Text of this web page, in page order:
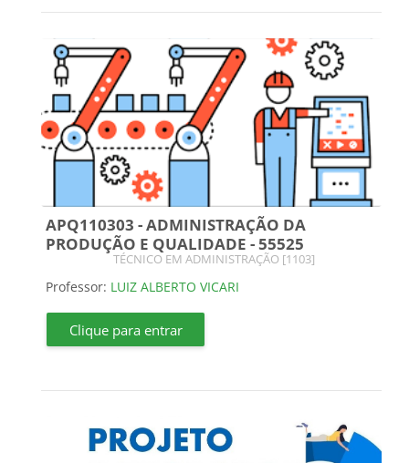
APQ110303 - ADMINISTRAÇÃO DA
PRODUÇÃO E QUALIDADE - 55525
Categoria do curso
TÉCNICO EM ADMINISTRAÇÃO [1103]
Professor: LUIZ ALBERTO VICARI
Clique para entrar